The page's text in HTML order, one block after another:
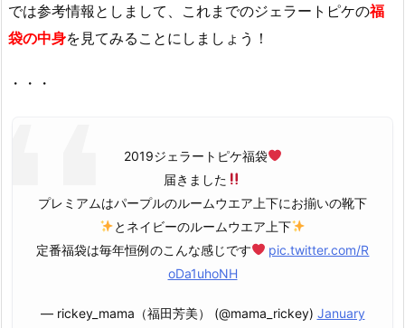
では参考情報としまして、これまでのジェラートピケの福
袋の中身を見てみることにしましょう！
・・・
2019ジェラートピケ福袋
届きました
プレミアムはパープルのルームウエア上下にお揃いの靴下
とネイビーのルームウエア上下
定番福袋は毎年恒例のこんな感じです
pic.twitter.com/R
oDa1uhoNH
— rickey_mama（福田芳美） (@mama_rickey) January